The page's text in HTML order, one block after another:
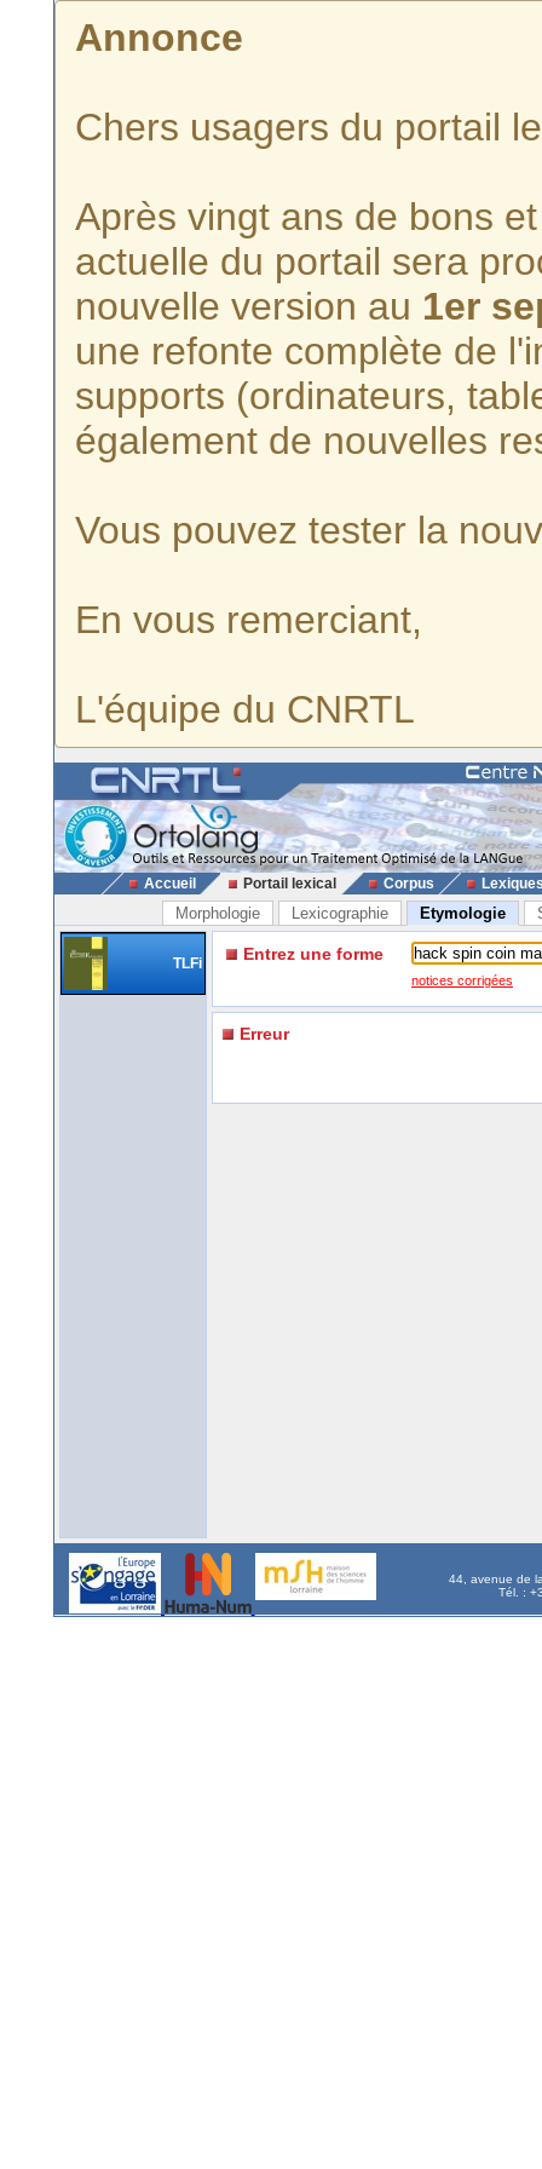
Annonce
Chers usagers du portail
Après vingt ans de bons
actuelle du portail sera
nouvelle version au 1er
une refonte complète de
supports (ordinateurs,
également de nouvelles
Vous pouvez tester la
En vous remerciant,
L'équipe du CNRTL
Accueil Portail lexical Corpus
Morphologie Lexicographie Etymologie
TLFi Entrez une forme
notices corrigées
Erreur
44, avenue de
Tél. :